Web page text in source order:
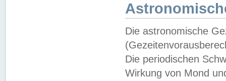
Die astronomische
Die periodischen
Wirkung von Mond